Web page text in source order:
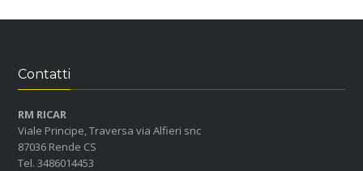
Contatti
RM RICAR
Viale Principe, Traversa via Alfieri snc
87036 Rende CS
Tel. 3486014453